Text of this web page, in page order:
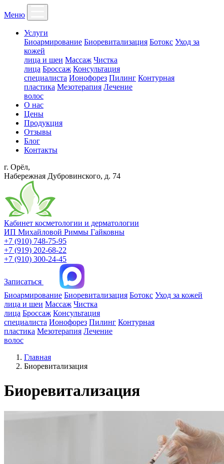
Меню
Услуги
Биоармирование Биоревитализация Ботокс Уход за
кожей
лица и шеи Массаж Чистка
лица Броссаж Консультация
специалиста Ионофорез Пилинг Контурная
пластика Мезотерапия Лечение
волос
О нас
Цены
Продукция
Отзывы
Блог
Контакты
г. Орёл,
Набережная Дубровинского, д. 74
Кабинет косметологии и дерматологии
ИП Михайловой Риммы Гайковны
+7 (910) 748-75-95
+7 (919) 202-68-22
+7 (910) 300-24-45
Записаться
Биоармирование Биоревитализация Ботокс Уход за кожей
лица и шеи Массаж Чистка
лица Броссаж Консультация
специалиста Ионофорез Пилинг Контурная
пластика Мезотерапия Лечение
волос
Главная
Биоревитализация
Биоревитализация